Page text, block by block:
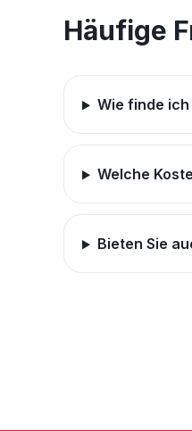
Häufige
Wie finde
Welche
Bieten Sie